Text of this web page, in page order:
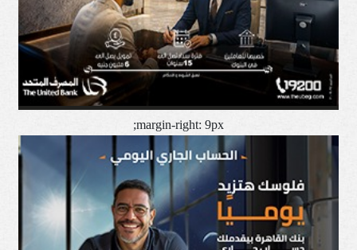
margin-right: 9px;